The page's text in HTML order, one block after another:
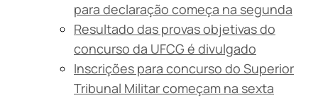
para declaração começa na segunda
Resultado das provas objetivas do
concurso da UFCG é divulgado
Inscrições para concurso do Superior
Tribunal Militar começam na sexta